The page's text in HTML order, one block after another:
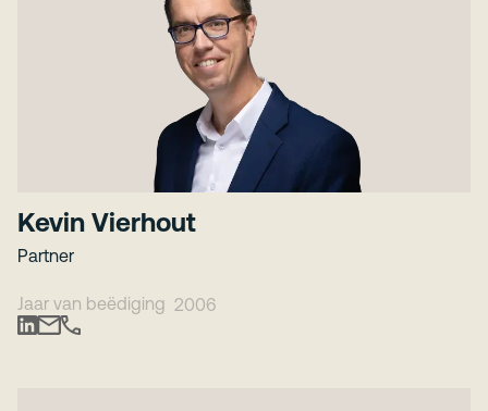
Kevin Vierhout
Partner
Jaar van beëdiging 2006